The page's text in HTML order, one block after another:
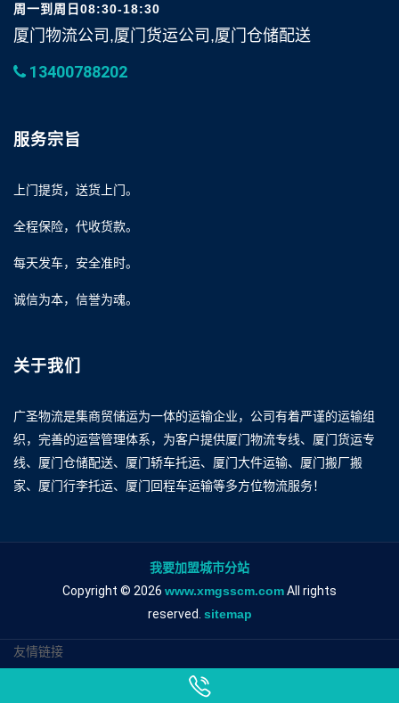
周一到周日08:30-18:30
厦门物流公司,厦门货运公司,厦门仓储配送
13400788202
服务宗旨
上门提货，送货上门。
全程保险，代收货款。
每天发车，安全准时。
诚信为本，信誉为魂。
关于我们
广圣物流是集商贸储运为一体的运输企业，公司有着严谨的运输组
织，完善的运营管理体系，为客户提供厦门物流专线、厦门货运专
线、厦门仓储配送、厦门轿车托运、厦门大件运输、厦门搬厂搬
家、厦门行李托运、厦门回程车运输等多方位物流服务！
我要加盟城市分站
Copyright © 2026 www.xmgsscm.comAll rights
reserved. sitemap
友情链接
厦门到怀化物流公司